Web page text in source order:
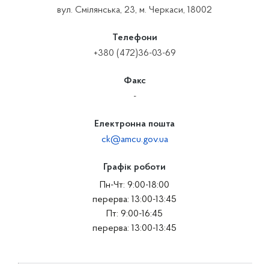
вул. Смілянська, 23, м. Черкаси, 18002
Телефони
+380 (472)36-03-69
Факс
-
Електронна пошта
ck@amcu.gov.ua
Графік роботи
Пн-Чт: 9:00-18:00
перерва: 13:00-13:45
Пт: 9:00-16:45
перерва: 13:00-13:45